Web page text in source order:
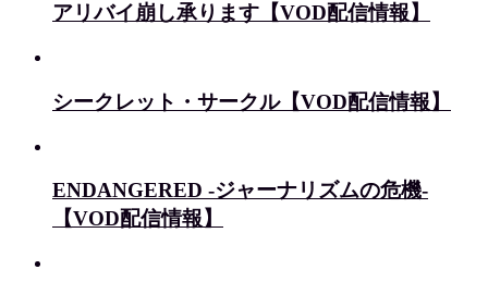
アリバイ崩し承ります【VOD配信情報】
シークレット・サークル【VOD配信情報】
ENDANGERED -ジャーナリズムの危機-
【VOD配信情報】